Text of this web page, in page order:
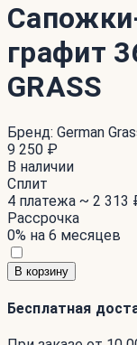
графит
GRASS
Бренд: German
9 250 ₽
В наличии
Сплит
4 платежа ~ 2 313
Рассрочка
0% на 6 месяцев
В корзину
Бесплатная